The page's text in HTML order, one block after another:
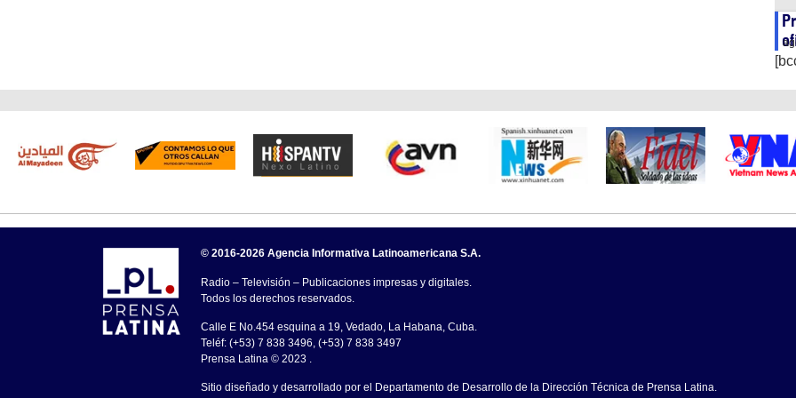
© 2016-2026 Agencia Informativa Latinoamericana S.A.
Radio – Televisión – Publicaciones impresas y digitales.
Todos los derechos reservados.
Calle E No.454 esquina a 19, Vedado, La Habana, Cuba.
Teléf: (+53) 7 838 3496, (+53) 7 838 3497
Prensa Latina © 2023 .
Sitio diseñado y desarrollado por el Departamento de Desarrollo de la Dirección Técnica de Prensa Latina.